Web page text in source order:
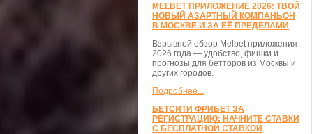
MELBET ПРИЛОЖЕНИЕ 2026: ТВОЙ
НОВЫЙ АЗАРТНЫЙ КОМПАНЬОН
В МОСКВЕ И ЗА ЕЁ ПРЕДЕЛАМИ
Взрывной обзор Melbet приложения
2026 года — удобство, фишки и
прогнозы для бетторов из Москвы и
других городов.
Подробнее...
БЕТСИТИ ФРИБЕТ ЗА
РЕГИСТРАЦИЮ: НАЧНИТЕ СТАВКИ
С БЕСПЛАТНОЙ СТАВКОЙ